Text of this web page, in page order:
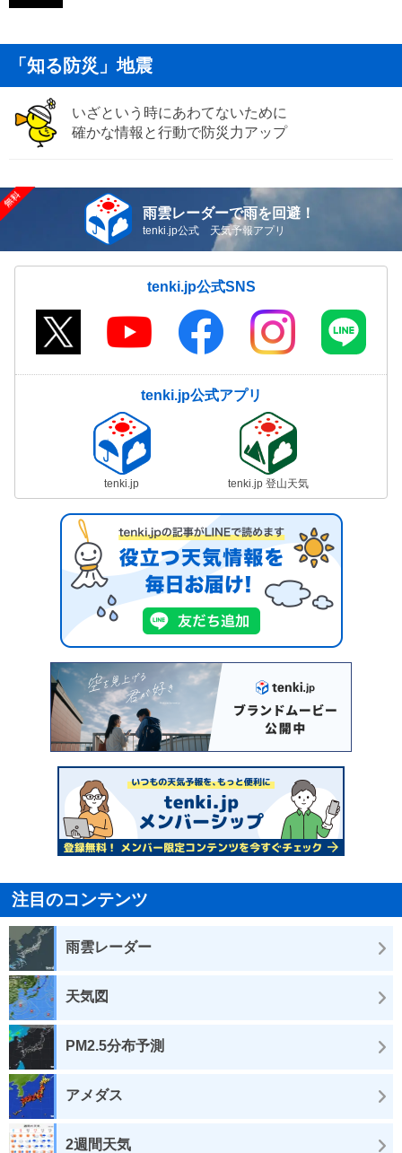
「知る防災」地震
いざという時にあわてないために
確かな情報と行動で防災力アップ
雨雲レーダーで雨を回避！
tenki.jp公式 天気予報アプリ
tenki.jp公式SNS
tenki.jp公式アプリ
tenki.jp tenki.jp 登山天気
注目のコンテンツ
雨雲レーダー
天気図
PM2.5分布予測
アメダス
2週間天気